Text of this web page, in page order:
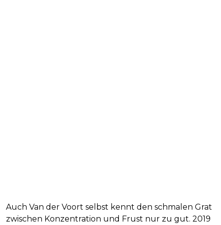
Auch Van der Voort selbst kennt den schmalen Grat
zwischen Konzentration und Frust nur zu gut. 2019